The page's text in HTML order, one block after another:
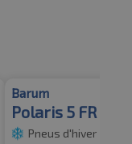
Barum
Polaris 5 FR XL
Pneus d'hiver